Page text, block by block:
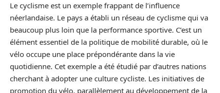
Le cyclisme est un exemple frappant de l’influence
néerlandaise. Le pays a établi un réseau de cyclisme qui va
beaucoup plus loin que la performance sportive. C’est un
élément essentiel de la politique de mobilité durable, où le
vélo occupe une place prépondérante dans la vie
quotidienne. Cet exemple a été étudié par d’autres nations
cherchant à adopter une culture cycliste. Les initiatives de
promotion du vélo, parallèlement au développement de la